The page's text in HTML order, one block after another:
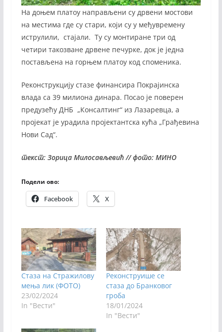
На доњем платоу направљени су дрвени мостови
на местима где су стари, који су у међувремену
иструлили, стајали. Ту су монтиране три од
четири такозване дрвене печурке, док је једна
постављена на горњем платоу код споменика.
Реконструкцију стазе финансира Покрајинска
влада са 39 милиона динара. Посао је поверен
предузећу ДНБ „Кон­сал­тинг“ из Ла­за­рев­ца, а
пројекат је урадила пројектантска кућа „Гра­ђе­ви­на
Но­ви Сад“.
текст: Зорица Милосављевић // фото: МИНО
Подели ово:
Facebook X
Стаза на Стражилову
мења лик (ФОТО)
23/02/2024
In "Вести"
Реконструише се
стаза до Бранковог
гроба
18/01/2024
In "Вести"